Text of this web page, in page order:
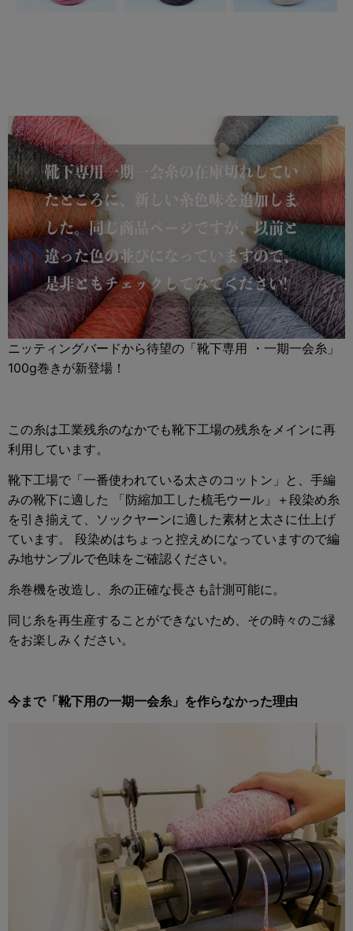
ニッティングバードから待望の「靴下専用 ・一期一会糸」
100g巻きが新登場！
この糸は工業残糸のなかでも靴下工場の残糸をメインに再
利用しています。
靴下工場で「一番使われている太さのコットン」と、手編
みの靴下に適した 「防縮加工した梳毛ウール」＋段染め糸
を引き揃えて、ソックヤーンに適した素材と太さに仕上げ
ています。 段染めはちょっと控えめになっていますので編
み地サンプルで色味をご確認ください。
糸巻機を改造し、糸の正確な長さも計測可能に。
同じ糸を再生産することができないため、その時々のご縁
をお楽しみください。
今まで「靴下用の一期一会糸」を作らなかった理由